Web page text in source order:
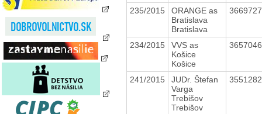
235/2015
ORANGE as
Bratislava
Bratislava
234/2015
VVS as
Košice
Košice
241/2015
JUDr. Štefan
Varga
Trebišov
Trebišov